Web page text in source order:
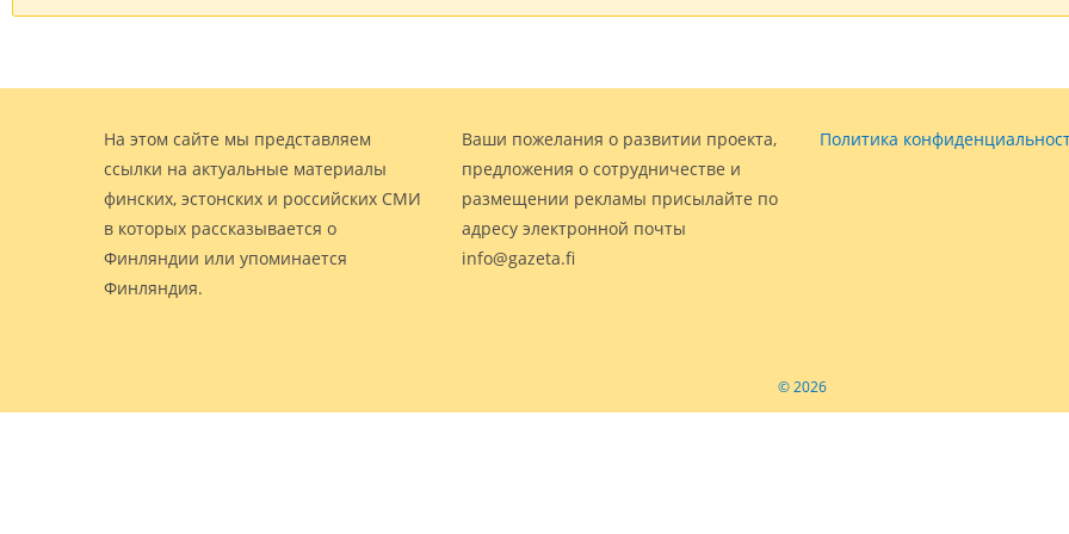
На этом сайте мы представляем
ссылки на актуальные материалы
финских, эстонских и российских СМИ
в которых рассказывается о
Финляндии или упоминается
Финляндия.
Ваши пожелания о развитии проекта,
предложения о сотрудничестве и
размещении рекламы присылайте по
адресу электронной почты
info@gazeta.fi
Политика
© 2026